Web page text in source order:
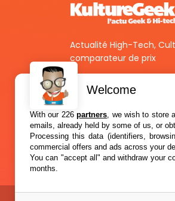
Actualité High-Tech,
comparateur de prix
Welcome
With our 226partners, we wish to store
emails, already held by some of us, or
Processing this data (identifiers,
commercial offers and ads across your
You can "accept all" and withdraw your
months.